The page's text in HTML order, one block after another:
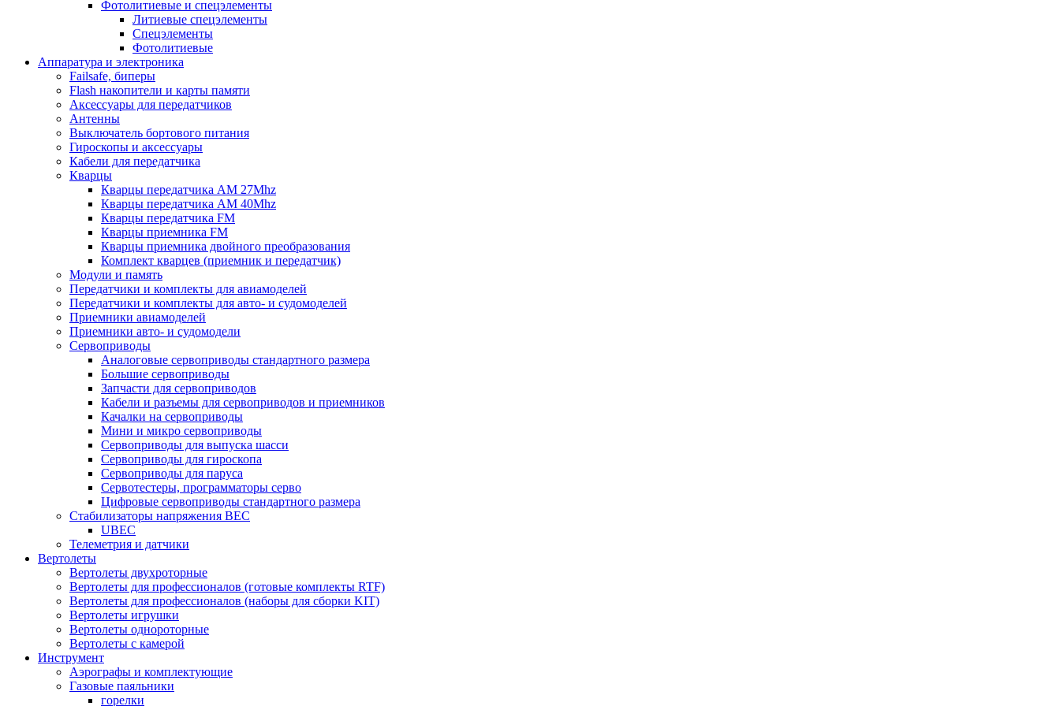
Фотолитиевые и спецэлементы
Литиевые спецэлементы
Спецэлементы
Фотолитиевые
Аппаратура и электроника
Failsafe, биперы
Flash накопители и карты памяти
Аксессуары для передатчиков
Антенны
Выключатель бортового питания
Гироскопы и аксессуары
Кабели для передатчика
Кварцы
Кварцы передатчика AM 27Mhz
Кварцы передатчика AM 40Mhz
Кварцы передатчика FM
Кварцы приемника FM
Кварцы приемника двойного преобразования
Комплект кварцев (приемник и передатчик)
Модули и память
Передатчики и комплекты для авиамоделей
Передатчики и комплекты для авто- и судомоделей
Приемники авиамоделей
Приемники авто- и судомодели
Сервоприводы
Аналоговые сервоприводы стандартного размера
Большие сервоприводы
Запчасти для сервоприводов
Кабели и разъемы для сервоприводов и приемников
Качалки на сервоприводы
Мини и микро сервоприводы
Сервоприводы для выпуска шасси
Сервоприводы для гироскопа
Сервоприводы для паруса
Сервотестеры, программаторы серво
Цифровые сервоприводы стандартного размера
Стабилизаторы напряжения BEC
UBEC
Телеметрия и датчики
Вертолеты
Вертолеты двухроторные
Вертолеты для профессионалов (готовые комплекты RTF)
Вертолеты для профессионалов (наборы для сборки KIT)
Вертолеты игрушки
Вертолеты однороторные
Вертолеты с камерой
Инструмент
Аэрографы и комплектующие
Газовые паяльники
горелки